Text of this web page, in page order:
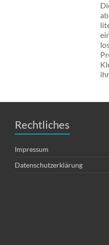
Rechtliches
Impressum
Datenschutzerklärung